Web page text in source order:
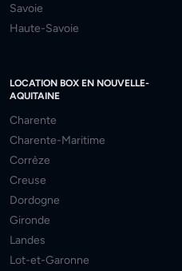
Savoie
Haute-Savoie
LOCATION BOX EN NOUVELLE-
AQUITAINE
Charente
Charente-Maritime
Corrèze
Creuse
Dordogne
Gironde
Landes
Lot-et-Garonne